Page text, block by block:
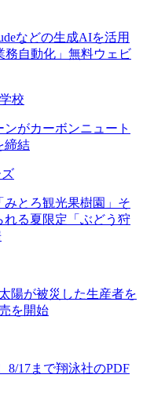
などの生成AIを活用
務自動化」無料ウェビ
校
がカーボンニュート
締結
とろ観光果樹園」そ
る夏限定「ぶどう狩
陽が被災した生産者を
を開始
8/17まで翔泳社のPDF